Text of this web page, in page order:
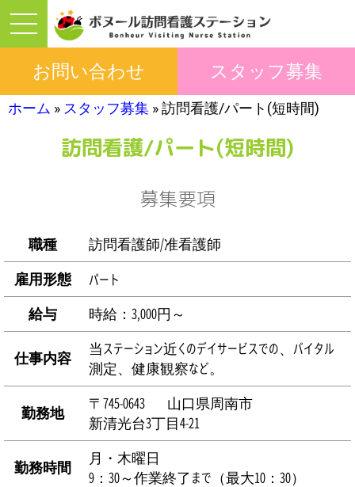
お問い合わせ スタッフ募集
ホーム » スタッフ募集 »訪問看護/パート(短時間)
訪問看護/パート(短時間)
募集要項
職種
訪問看護師/准看護師
雇用形態
パート
給与
時給：3,000円～
仕事内容
当ステーション近くのデイサービスでの、バイタル
測定、健康観察など。
勤務地
745-0643 山口県周南市
新清光台3丁目4-21
勤務時間
月・木曜日
9：30～作業終了まで（最大10：30）